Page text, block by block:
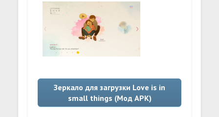
Зеркало для загрузки Love is in
small things (Мод APK)